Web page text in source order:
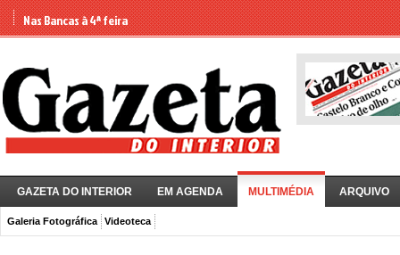
Nas Bancas à 4ª feira
GAZETA DO INTERIOR EM AGENDA MULTIMÉDIA
Galeria Fotográfica Videoteca
ARQUIVO